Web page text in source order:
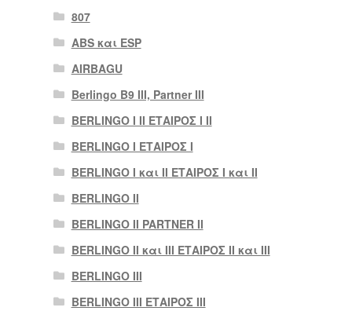
807
ABS και ESP
AIRBAGU
Berlingo B9 III, Partner III
BERLINGO I II ΕΤΑΙΡΟΣ I II
BERLINGO I ΕΤΑΙΡΟΣ Ι
BERLINGO I και II ΕΤΑΙΡΟΣ I και II
BERLINGO II
BERLINGO II PARTNER II
BERLINGO II και III ΕΤΑΙΡΟΣ II και III
BERLINGO III
BERLINGO III ΕΤΑΙΡΟΣ III